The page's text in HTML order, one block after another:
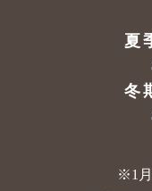
夏
冬
※1月